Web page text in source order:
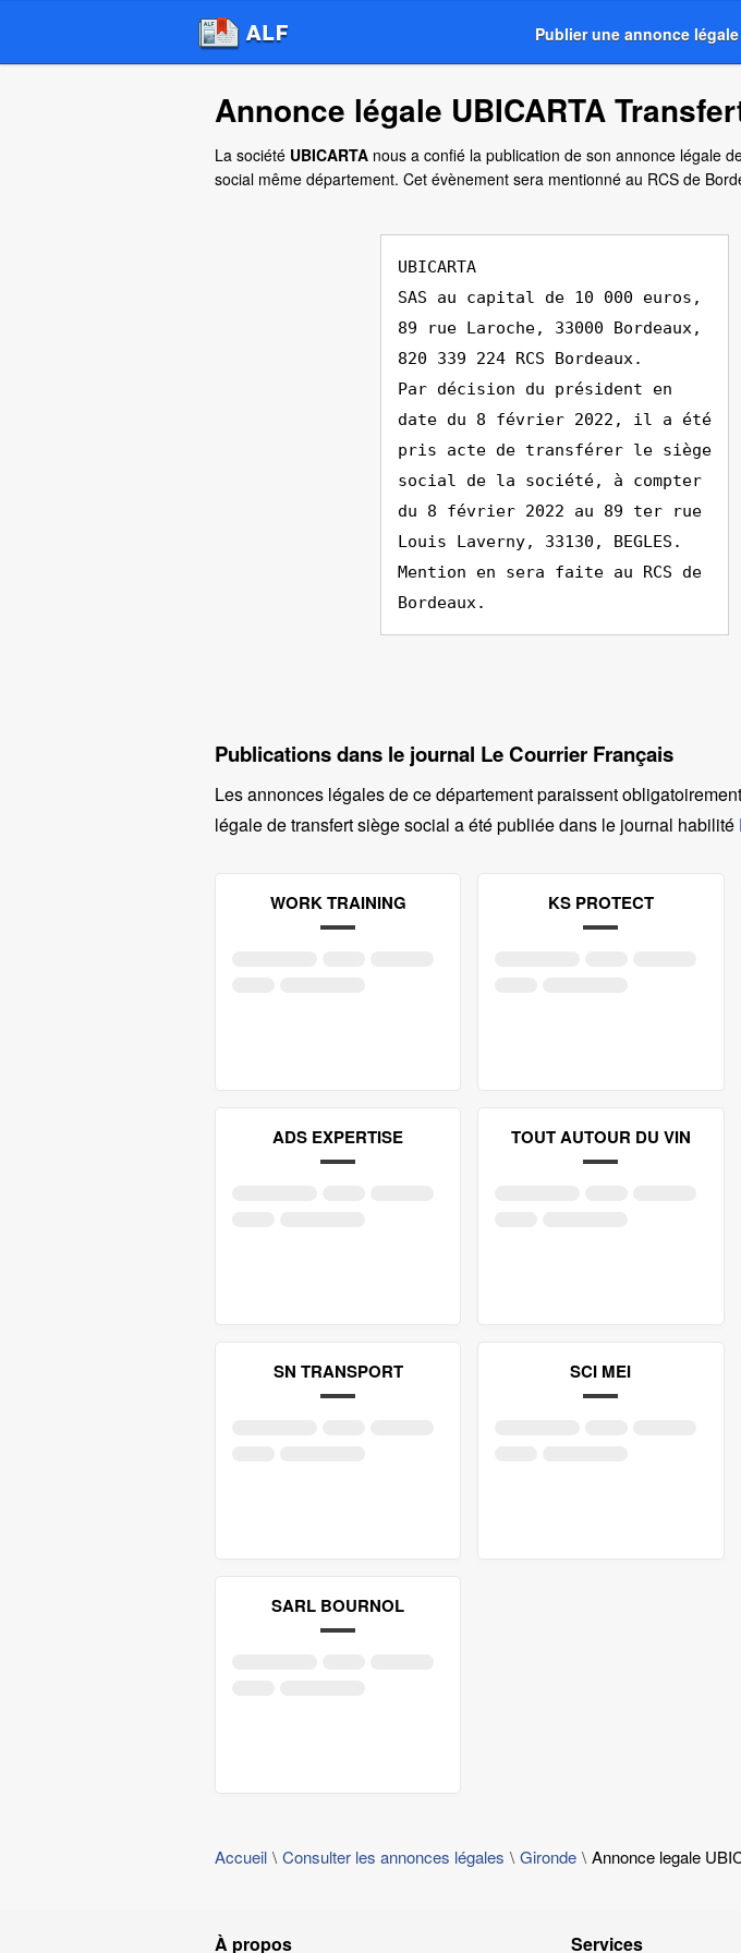
Publier une annonce légale
Annonce légale UBICARTA
La société UBICARTA nous a confié la publication de son annonce légale
social même département. Cet évènement sera mentionné au RCS de
UBICARTA
SAS au capital de 10 000 euros,
89 rue Laroche, 33000 Bordeaux,
820 339 224 RCS Bordeaux.
Par décision du président en
date du 8 février 2022, il a été
pris acte de transférer le siège
social de la société, à compter
du 8 février 2022 au 89 ter rue
Louis Laverny, 33130, BEGLES.
Mention en sera faite au RCS de
Bordeaux.
Publications dans le journal Le Courrier Français
Les annonces légales de ce département paraissent
légale de transfert siège social a été publiée dans le journal habilité
WORK TRAINING KS PROTECT
ADS EXPERTISE TOUT AUTOUR DU VIN
SN TRANSPORT SCI MEI
SARL BOURNOL
Accueil Consulter les annonces légales Gironde Annonce legale
À propos Services